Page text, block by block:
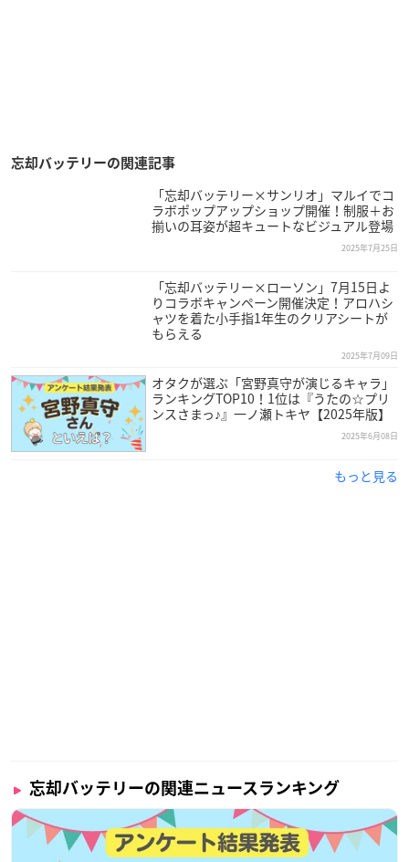
忘却バッテリーの関連記事
「忘却バッテリー×サンリオ」マルイでコ
ラボポップアップショップ開催！制服＋お
揃いの耳姿が超キュートなビジュアル登場
2025年7月25日
「忘却バッテリー×ローソン」7月15日よ
りコラボキャンペーン開催決定！アロハシ
ャツを着た小手指1年生のクリアシートが
もらえる
2025年7月09日
オタクが選ぶ「宮野真守が演じるキャラ」
ランキングTOP10！1位は『うたの☆プリ
ンスさまっ♪』一ノ瀬トキヤ【2025年版】
2025年6月08日
もっと見る
忘却バッテリーの関連ニュースランキング